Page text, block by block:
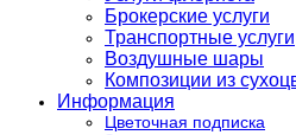
Брокерские услуги
Транспортные услуги
Воздушные шары
Композиции из
Информация
Цветочная подписка